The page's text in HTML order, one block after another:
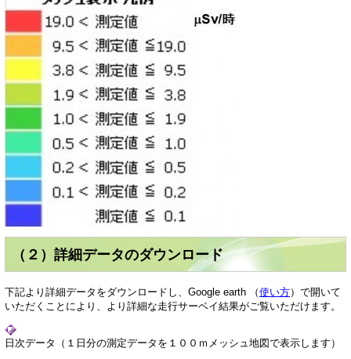
（２）詳細データのダウンロード
下記より詳細データをダウンロードし、Google earth （使い方）で開いて
いただくことにより、より詳細な走行サーベイ結果がご覧いただけます。
日次データ（１日分の測定データを１００ｍメッシュ地図で表示します）